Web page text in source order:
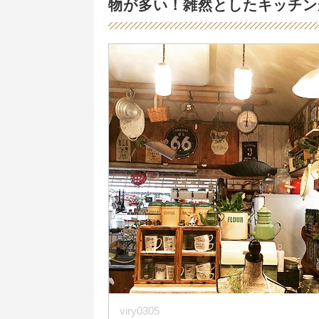
物が多い！雑然としたキッチ
viry0305